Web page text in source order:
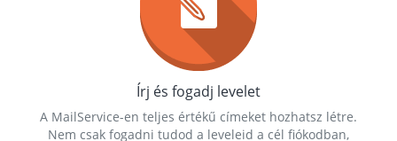
Írj és fogadj levelet
A MailService-en teljes értékű címeket hozhatsz létre.
Nem csak fogadni tudod a leveleid a cél fiókodban,